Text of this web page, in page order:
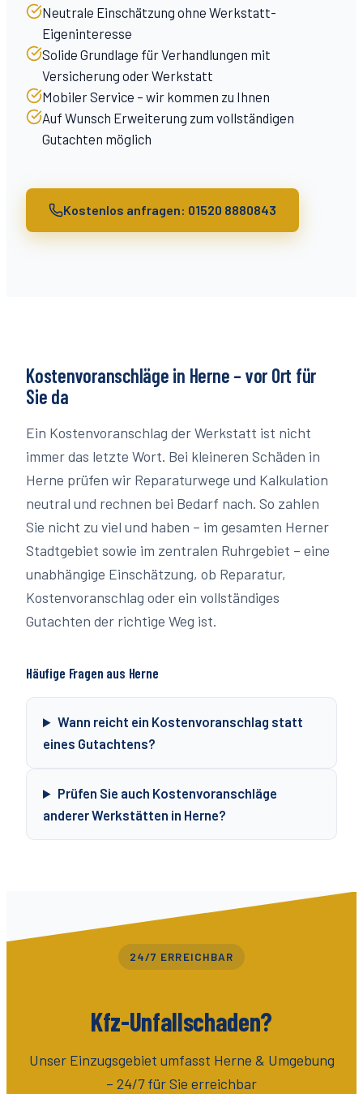
Neutrale Einschätzung ohne Werkstatt-
Eigeninteresse
Solide Grundlage für Verhandlungen mit
Versicherung oder Werkstatt
Mobiler Service – wir kommen zu Ihnen
Auf Wunsch Erweiterung zum vollständigen
Gutachten möglich
Kostenlos anfragen: 01520 8880843
Kostenvoranschläge in Herne – vor Ort für
Sie da
Ein Kostenvoranschlag der Werkstatt ist nicht
immer das letzte Wort. Bei kleineren Schäden in
Herne prüfen wir Reparaturwege und Kalkulation
neutral und rechnen bei Bedarf nach. So zahlen
Sie nicht zu viel und haben – im gesamten Herner
Stadtgebiet sowie im zentralen Ruhrgebiet – eine
unabhängige Einschätzung, ob Reparatur,
Kostenvoranschlag oder ein vollständiges
Gutachten der richtige Weg ist.
Häufige Fragen aus Herne
Wann reicht ein Kostenvoranschlag statt
eines Gutachtens?
Prüfen Sie auch Kostenvoranschläge
anderer Werkstätten in Herne?
24/7 ERREICHBAR
Kfz-Unfallschaden?
Unser Einzugsgebiet umfasst Herne & Umgebung
– 24/7 für Sie erreichbar